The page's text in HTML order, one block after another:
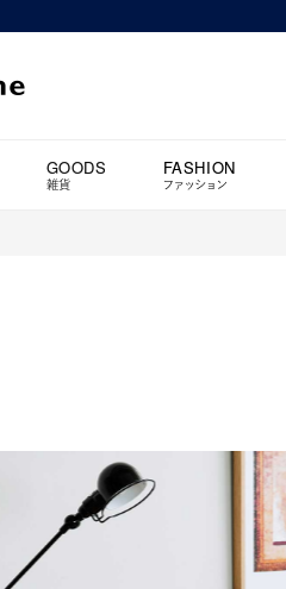
GOODS
雑貨
FASHION
ファッション